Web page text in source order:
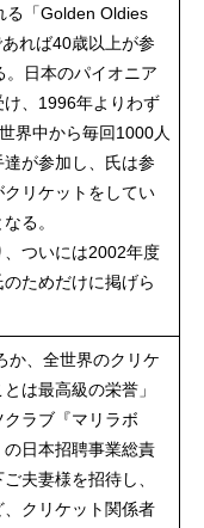
る「Golden Oldies
れば40歳以上が参
。日本のパイオニア
、1996年よりわず
界中から毎回1000人
が参加し、氏は参
リケットをしてい
る。
ついには2002年度
ためだけに掲げら
か、全世界のクリケ
は最高級の栄誉」
ラブ『マリラボ
日本招聘事業総責
夫妻様を招待し、
クリケット関係者